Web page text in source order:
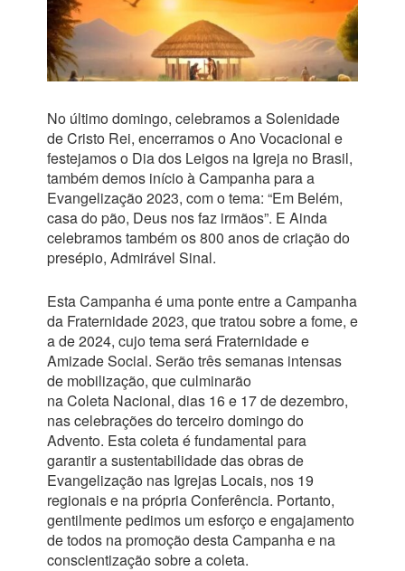
No último domingo, celebramos a Solenidade
de Cristo Rei, encerramos o Ano Vocacional e
festejamos o Dia dos Leigos na Igreja no Brasil,
também demos início à Campanha para a
Evangelização 2023, com o tema: “Em Belém,
casa do pão, Deus nos faz irmãos”. E Ainda
celebramos também os 800 anos de criação do
presépio, Admirável Sinal.
Esta Campanha é uma ponte entre a Campanha
da Fraternidade 2023, que tratou sobre a fome, e
a de 2024, cujo tema será Fraternidade e
Amizade Social. Serão três semanas intensas
de mobilização, que culminarão
na Coleta Nacional, dias 16 e 17 de dezembro,
nas celebrações do terceiro domingo do
Advento. Esta coleta é fundamental para
garantir a sustentabilidade das obras de
Evangelização nas Igrejas Locais, nos 19
regionais e na própria Conferência. Portanto,
gentilmente pedimos um esforço e engajamento
de todos na promoção desta Campanha e na
conscientização sobre a coleta.